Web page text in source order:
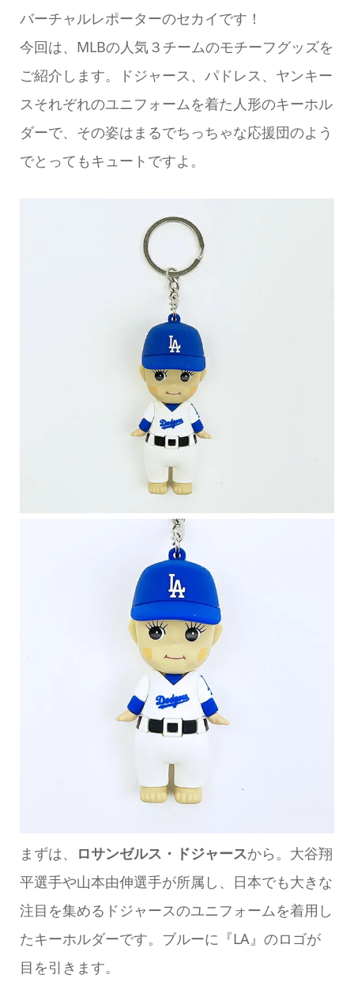
バーチャルレポーターのセカイです！
今回は、MLBの人気３チームのモチーフグッズを
ご紹介します。ドジャース、パドレス、ヤンキー
スそれぞれのユニフォームを着た人形のキーホル
ダーで、その姿はまるでちっちゃな応援団のよう
でとってもキュートですよ。
まずは、 ロサンゼルス・ドジャースから。大谷翔
平選手や山本由伸選手が所属し、日本でも大きな
注目を集めるドジャースのユニフォームを着用し
たキーホルダーです。ブルーに『LA』のロゴが
目を引きます。